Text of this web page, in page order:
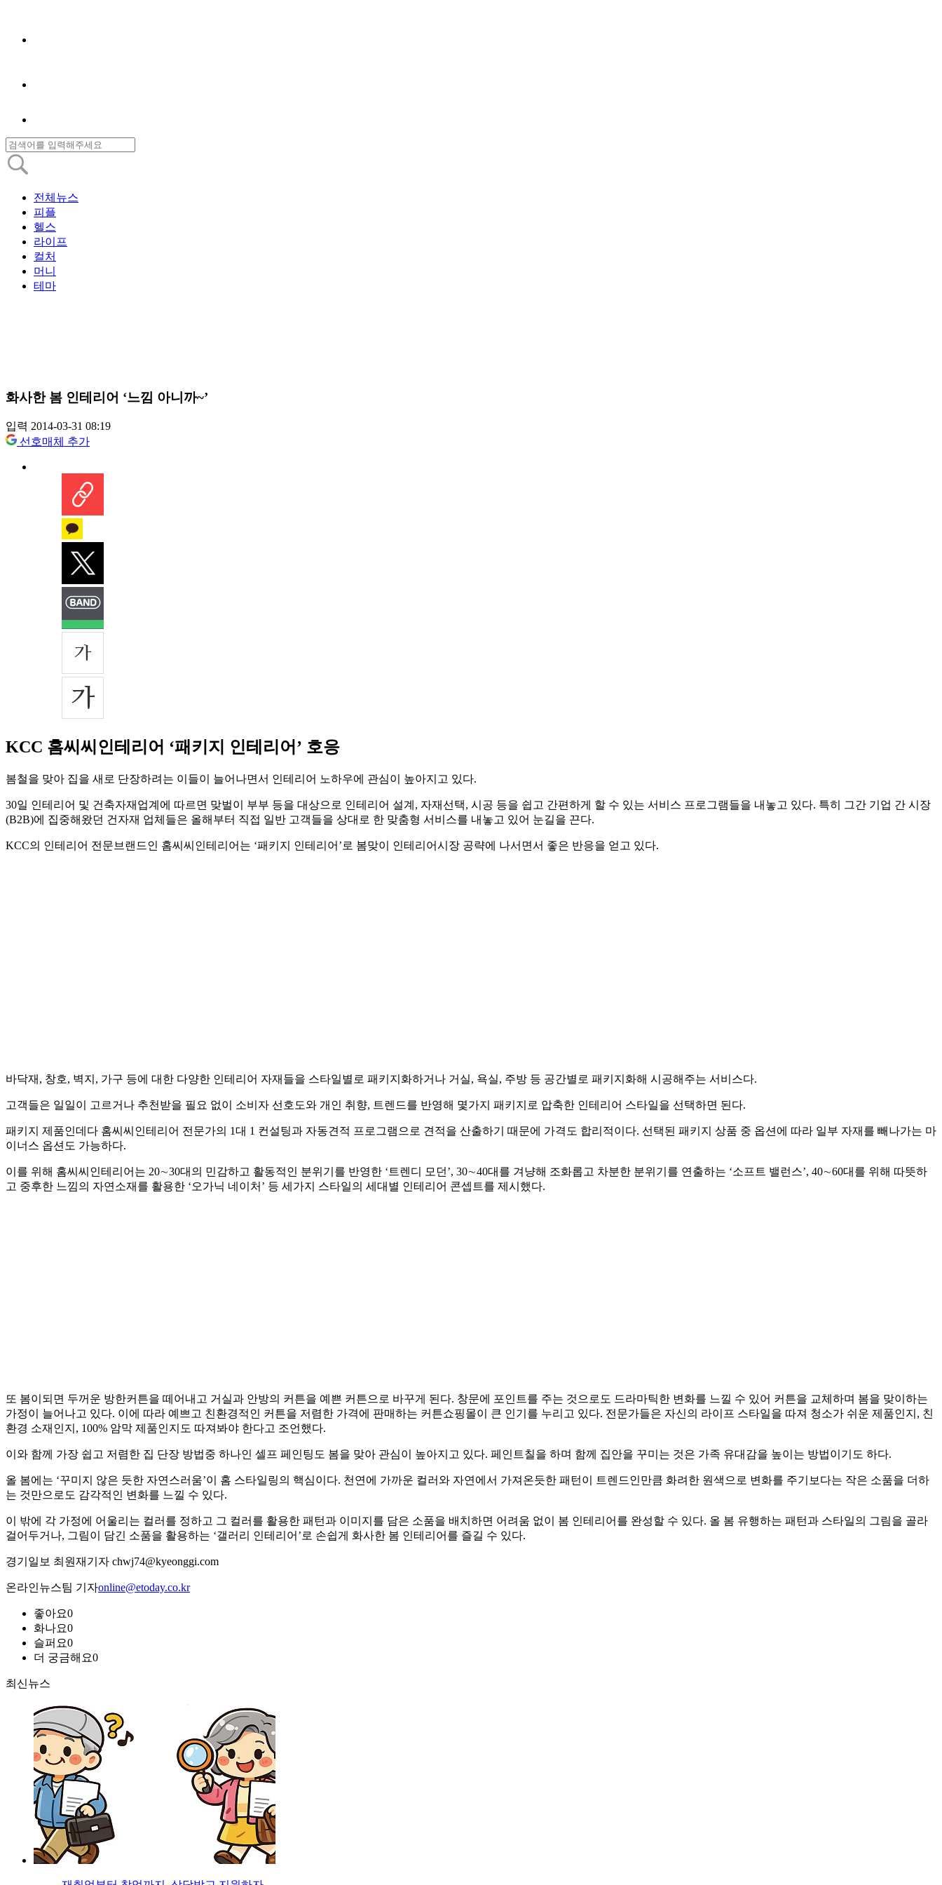
전체뉴스
피플
헬스
라이프
컬처
머니
테마
화사한 봄 인테리어 ‘느낌 아니까~’
입력 2014-03-31 08:19
선호매체 추가
KCC 홈씨씨인테리어 ‘패키지 인테리어’ 호응
봄철을 맞아 집을 새로 단장하려는 이들이 늘어나면서 인테리어 노하우에 관심이 높아지고 있다.
30일 인테리어 및 건축자재업계에 따르면 맞벌이 부부 등을 대상으로 인테리어 설계, 자재선택, 시공 등을 쉽고 간편하게 할 수 있는 서비스 프로그램들을 내놓고 있다. 특히 그간 기업 간 시장
(B2B)에 집중해왔던 건자재 업체들은 올해부터 직접 일반 고객들을 상대로 한 맞춤형 서비스를 내놓고 있어 눈길을 끈다.
KCC의 인테리어 전문브랜드인 홈씨씨인테리어는 ‘패키지 인테리어’로 봄맞이 인테리어시장 공략에 나서면서 좋은 반응을 얻고 있다.
바닥재, 창호, 벽지, 가구 등에 대한 다양한 인테리어 자재들을 스타일별로 패키지화하거나 거실, 욕실, 주방 등 공간별로 패키지화해 시공해주는 서비스다.
고객들은 일일이 고르거나 추천받을 필요 없이 소비자 선호도와 개인 취향, 트렌드를 반영해 몇가지 패키지로 압축한 인테리어 스타일을 선택하면 된다.
패키지 제품인데다 홈씨씨인테리어 전문가의 1대 1 컨설팅과 자동견적 프로그램으로 견적을 산출하기 때문에 가격도 합리적이다. 선택된 패키지 상품 중 옵션에 따라 일부 자재를 빼나가는 마
이너스 옵션도 가능하다.
이를 위해 홈씨씨인테리어는 20∼30대의 민감하고 활동적인 분위기를 반영한 ‘트렌디 모던’, 30∼40대를 겨냥해 조화롭고 차분한 분위기를 연출하는 ‘소프트 밸런스’, 40∼60대를 위해 따뜻하
고 중후한 느낌의 자연소재를 활용한 ‘오가닉 네이처’ 등 세가지 스타일의 세대별 인테리어 콘셉트를 제시했다.
또 봄이되면 두꺼운 방한커튼을 떼어내고 거실과 안방의 커튼을 예쁜 커튼으로 바꾸게 된다. 창문에 포인트를 주는 것으로도 드라마틱한 변화를 느낄 수 있어 커튼을 교체하며 봄을 맞이하는
가정이 늘어나고 있다. 이에 따라 예쁘고 친환경적인 커튼을 저렴한 가격에 판매하는 커튼쇼핑몰이 큰 인기를 누리고 있다. 전문가들은 자신의 라이프 스타일을 따져 청소가 쉬운 제품인지, 친
환경 소재인지, 100% 암막 제품인지도 따져봐야 한다고 조언했다.
이와 함께 가장 쉽고 저렴한 집 단장 방법중 하나인 셀프 페인팅도 봄을 맞아 관심이 높아지고 있다. 페인트칠을 하며 함께 집안을 꾸미는 것은 가족 유대감을 높이는 방법이기도 하다.
올 봄에는 ‘꾸미지 않은 듯한 자연스러움’이 홈 스타일링의 핵심이다. 천연에 가까운 컬러와 자연에서 가져온듯한 패턴이 트렌드인만큼 화려한 원색으로 변화를 주기보다는 작은 소품을 더하
는 것만으로도 감각적인 변화를 느낄 수 있다.
이 밖에 각 가정에 어울리는 컬러를 정하고 그 컬러를 활용한 패턴과 이미지를 담은 소품을 배치하면 어려움 없이 봄 인테리어를 완성할 수 있다. 올 봄 유행하는 패턴과 스타일의 그림을 골라
걸어두거나, 그림이 담긴 소품을 활용하는 ‘갤러리 인테리어’로 손쉽게 화사한 봄 인테리어를 즐길 수 있다.
경기일보 최원재기자 chwj74@kyeonggi.com
온라인뉴스팀 기자online@etoday.co.kr
좋아요0
화나요0
슬퍼요0
더 궁금해요0
최신뉴스